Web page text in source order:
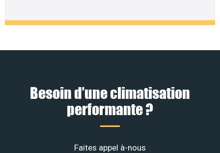
Besoin d’une climatisation
performante ?
Faites appel à-nous